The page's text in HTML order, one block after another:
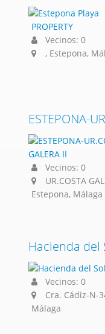
PROPERTY
Vecinos: 0
, Estepona,
ESTEPONA-
Vecinos: 0
UR.COSTA
Estepona, Málaga
Hacienda del
Vecinos: 0
Cra. Cádiz-N-
Málaga